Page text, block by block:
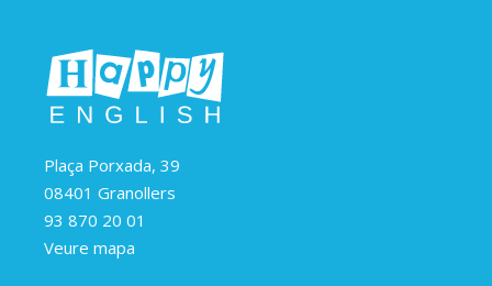
Plaça Porxada, 39
08401 Granollers
93 870 20 01
Veure mapa